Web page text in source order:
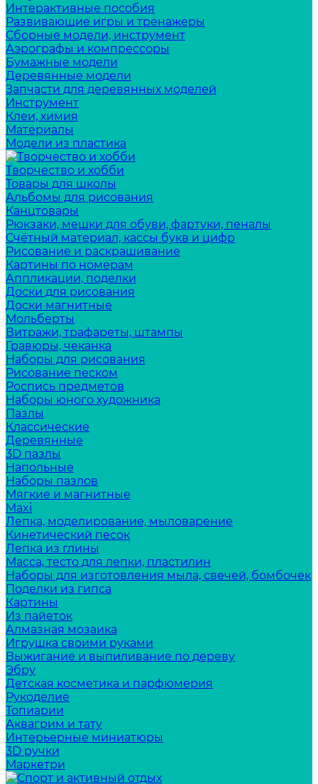
Интерактивные пособия
Развивающие игры и тренажеры
Сборные модели, инструмент
Аэрографы и компрессоры
Бумажные модели
Деревянные модели
Запчасти для деревянных моделей
Инструмент
Клеи, химия
Материалы
Модели из пластика
Творчество и хобби
Товары для школы
Альбомы для рисования
Канцтовары
Рюкзаки, мешки для обуви, фартуки, пеналы
Счётный материал, кассы букв и цифр
Рисование и раскрашивание
Картины по номерам
Аппликации, поделки
Доски для рисования
Доски магнитные
Мольберты
Витражи, трафареты, штампы
Гравюры, чеканка
Наборы для рисования
Рисование песком
Роспись предметов
Наборы юного художника
Пазлы
Классические
Деревянные
3D пазлы
Напольные
Наборы пазлов
Мягкие и магнитные
Maxi
Лепка, моделирование, мыловарение
Кинетический песок
Лепка из глины
Масса, тесто для лепки, пластилин
Наборы для изготовления мыла, свечей, бомбочек
Поделки из гипса
Картины
Из пайеток
Алмазная мозаика
Игрушка своими руками
Выжигание и выпиливание по дереву
Эбру
Детская косметика и парфюмерия
Рукоделие
Топиарии
Аквагрим и тату
Интерьерные миниатюры
3D ручки
Маркетри